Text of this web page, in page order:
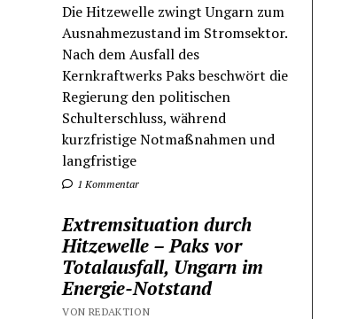
Die Hitzewelle zwingt Ungarn zum
Ausnahmezustand im Stromsektor.
Nach dem Ausfall des
Kernkraftwerks Paks beschwört die
Regierung den politischen
Schulterschluss, während
kurzfristige Notmaßnahmen und
langfristige
1 Kommentar
Extremsituation durch
Hitzewelle – Paks vor
Totalausfall, Ungarn im
Energie-Notstand
VON REDAKTION